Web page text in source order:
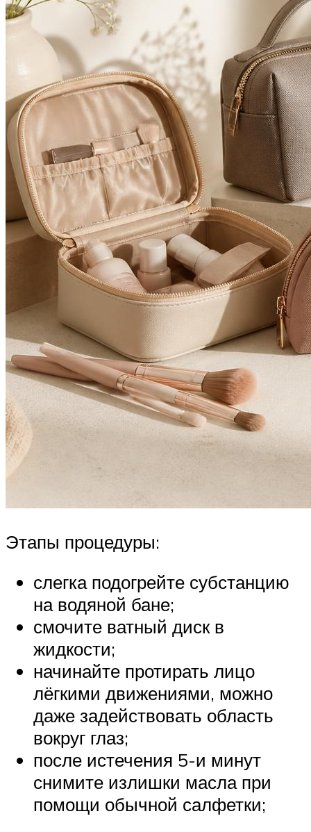
Этапы процедуры:
слегка подогрейте субстанцию
на водяной бане;
смочите ватный диск в
жидкости;
начинайте протирать лицо
лёгкими движениями, можно
даже задействовать область
вокруг глаз;
после истечения 5-и минут
снимите излишки масла при
помощи обычной салфетки;